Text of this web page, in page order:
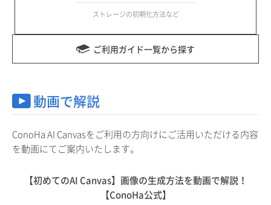
ストレージの初期化方法など
ご利用ガイド一覧から探す
動画で解説
ConoHa AI Canvasをご利用の方向けにご活用いただける内容
を動画にてご案内いたします。
【初めてのAI Canvas】画像の生成方法を動画で解説！
【ConoHa公式】